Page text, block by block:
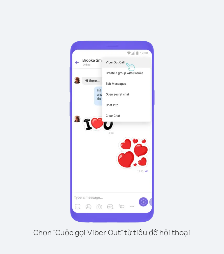
Chọn "Cuộc gọi Viber Out" từ tiêu đề hội thoại